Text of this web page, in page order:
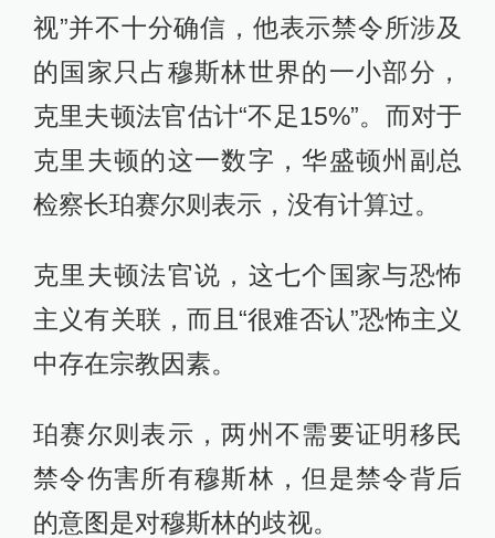
视”并不十分确信，他表示禁令所涉及
的国家只占穆斯林世界的一小部分，
克里夫顿法官估计“不足15%”。而对于
克里夫顿的这一数字，华盛顿州副总
检察长珀赛尔则表示，没有计算过。
克里夫顿法官说，这七个国家与恐怖
主义有关联，而且“很难否认”恐怖主义
中存在宗教因素。
珀赛尔则表示，两州不需要证明移民
禁令伤害所有穆斯林，但是禁令背后
的意图是对穆斯林的歧视。